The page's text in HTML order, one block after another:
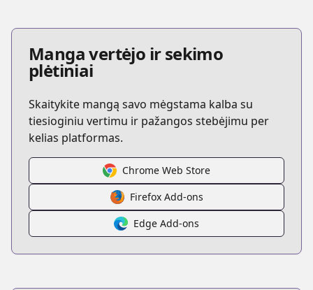
Manga vertėjo ir sekimo
plėtiniai
Skaitykite mangą savo mėgstama kalba su
tiesioginiu vertimu ir pažangos stebėjimu per
kelias platformas.
Chrome Web Store
Firefox Add-ons
Edge Add-ons